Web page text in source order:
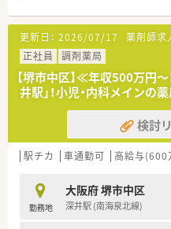
＜こんな法人です＞
■介護施設を運営してい
の在宅業務を請け負って
■大阪府に3店舗の調剤薬
■設立は2016年とまだ新
■施設との関係性もしっか
ンタクトを取っているため
のペース配分で業務が出
■オンコール対応は交代
た勤務が可能です。
■外来での対面業務はほぼ
レーで患者様の回復を目指
■すべての店舗が18時ま
ートとの両立もしやすく
更新日： 2026/07/17 薬剤師求
正社員
調剤薬局
【堺市中区】≪年収500万円
井駅」！小児・内科メインの
検討
駅チカ 車通勤可 高給与(600
勤務地
大阪府 堺市中区
深井駅 (南海泉北線)